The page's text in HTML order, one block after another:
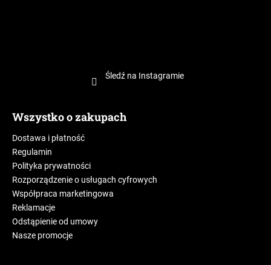
Śledź na Instagramie
Wszystko o zakupach
Dostawa i płatność
Regulamin
Polityka prywatności
Rozporządzenie o usługach cyfrowych
Współpraca marketingowa
Reklamacje
Odstąpienie od umowy
Nasze promocje